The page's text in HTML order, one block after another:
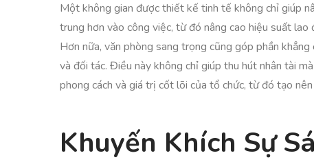
Một không gian được thiết kế tinh tế không chỉ giúp
trung hơn vào công việc, từ đó nâng cao hiệu suất lao
Hơn nữa, văn phòng sang trọng cũng góp phần
và đối tác. Điều này không chỉ giúp thu hút nhân tài
phong cách và giá trị cốt lõi của tổ chức, từ đó tạo
Khuyến Khích Sự